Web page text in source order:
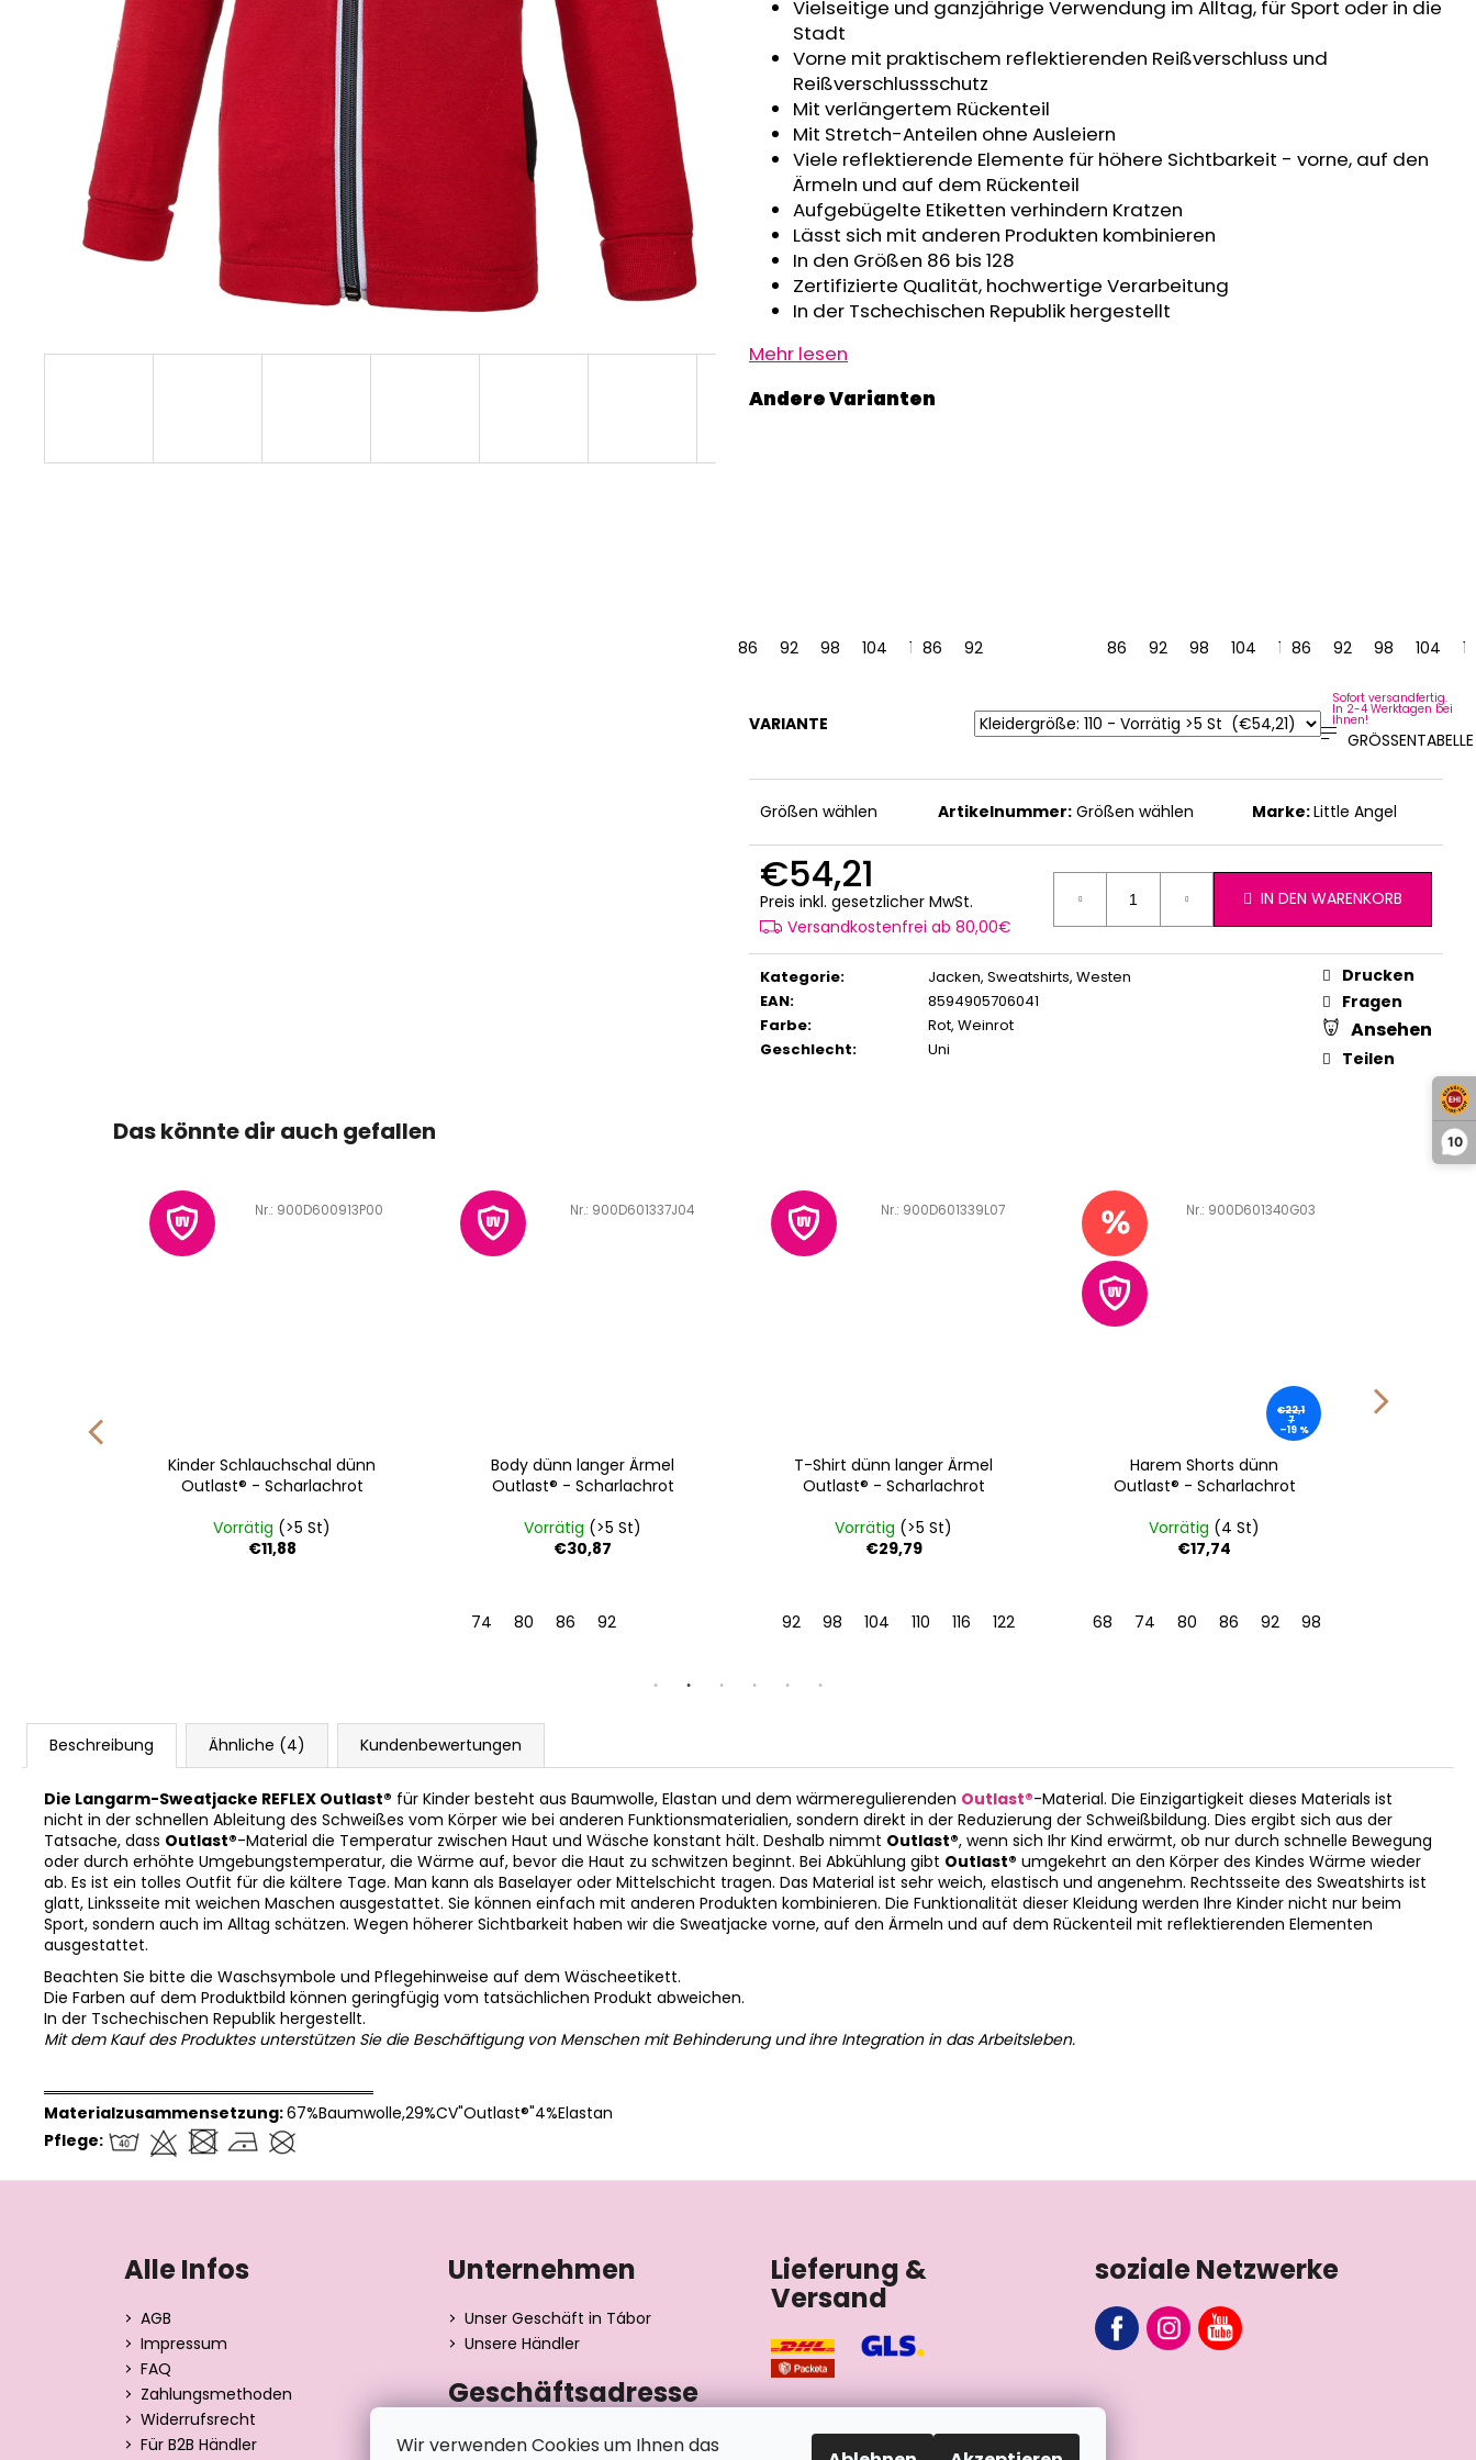
10
Wir verwenden Cookies um Ihnen das
Vielseitige und ganzjährige Verwendung im Alltag, für Sport oder in die
Stadt
Vorne mit praktischem reflektierenden Reißverschluss und
Reißverschlussschutz
Mit verlängertem Rückenteil
Mit Stretch-Anteilen ohne Ausleiern
Viele reflektierende Elemente für höhere Sichtbarkeit - vorne, auf den
Ärmeln und auf dem Rückenteil
Aufgebügelte Etiketten verhindern Kratzen
Lässt sich mit anderen Produkten kombinieren
In den Größen 86 bis 128
Zertifizierte Qualität, hochwertige Verarbeitung
In der Tschechischen Republik hergestellt
Mehr lesen
86 92 98 104 110 116
86 92 86 92 98 104 110 116 122 128
86 92 98 104
VARIANTE
Sofort versandfertig.
In 2-4 Werktagen bei
Ihnen!
GRÖSSENTABELLE
Größen wählen Artikelnummer: Größen wählen Marke:Little Angel
€54,21
Preis inkl. gesetzlicher MwSt.
Versandkostenfrei ab 80,00€
IN DEN WARENKORB
Kategorie:
Jacken, Sweatshirts, Westen
EAN:
8594905706041
Farbe: Rot, Weinrot
Geschlecht: Uni
Drucken
Fragen
Ansehen
Teilen
Das könnte dir auch gefallen
Kinder Schlauchschal dünn
Outlast® - Scharlachrot
Vorrätig (>5 St)
€11,88
Art.-Nr.: 900D600913P00
Body dünn langer Ärmel
Outlast® - Scharlachrot
Vorrätig (>5 St)
€30,87
74 80 86 92
Art.-Nr.: 900D601337J04
T-Shirt dünn langer Ärmel
Outlast® - Scharlachrot
Vorrätig (>5 St)
€29,79
92 98 104 110 116 122
Art.-Nr.: 900D601339L07
€22,1
7
–19 %
Harem Shorts dünn
Outlast® - Scharlachrot
Vorrätig (4 St)
€17,74
68 74 80 86 92 98
Art.-Nr.: 900D601340G03
Beschreibung Ähnliche (4) Kundenbewertungen
Die Langarm-Sweatjacke REFLEX Outlast® für Kinder besteht aus Baumwolle, Elastan und dem wärmeregulierenden Outlast®-Material. Die Einzigartigkeit dieses Materials ist
nicht in der schnellen Ableitung des Schweißes vom Körper wie bei anderen Funktionsmaterialien, sondern direkt in der Reduzierung der Schweißbildung. Dies ergibt sich aus der
Tatsache, dass Outlast®-Material die Temperatur zwischen Haut und Wäsche konstant hält. Deshalb nimmt Outlast®, wenn sich Ihr Kind erwärmt, ob nur durch schnelle Bewegung
oder durch erhöhte Umgebungstemperatur, die Wärme auf, bevor die Haut zu schwitzen beginnt. Bei Abkühlung gibt Outlast® umgekehrt an den Körper des Kindes Wärme wieder
ab. Es ist ein tolles Outfit für die kältere Tage. Man kann als Baselayer oder Mittelschicht tragen. Das Material ist sehr weich, elastisch und angenehm. Rechtsseite des Sweatshirts ist
glatt, Linksseite mit weichen Maschen ausgestattet. Sie können einfach mit anderen Produkten kombinieren. Die Funktionalität dieser Kleidung werden Ihre Kinder nicht nur beim
Sport, sondern auch im Alltag schätzen. Wegen höherer Sichtbarkeit haben wir die Sweatjacke vorne, auf den Ärmeln und auf dem Rückenteil mit reflektierenden Elementen
ausgestattet.
Beachten Sie bitte die Waschsymbole und Pflegehinweise auf dem Wäscheetikett.
Die Farben auf dem Produktbild können geringfügig vom tatsächlichen Produkt abweichen.
In der Tschechischen Republik hergestellt.
Mit dem Kauf des Produktes unterstützen Sie die Beschäftigung von Menschen mit Behinderung und ihre Integration in das Arbeitsleben.
══════════════════════════════
Materialzusammensetzung:67%Baumwolle,29%CV"Outlast®"4%Elastan
Pflege:
€27,08
€32,50
Alle Infos
AGB
Impressum
FAQ
Zahlungsmethoden
Widerrufsrecht
Für B2B Händler
Unternehmen
Unser Geschäft in Tábor
Unsere Händler
Geschäftsadresse
Dita výrobní družstvo invalidů
Lieferung &
Versand
soziale Netzwerke